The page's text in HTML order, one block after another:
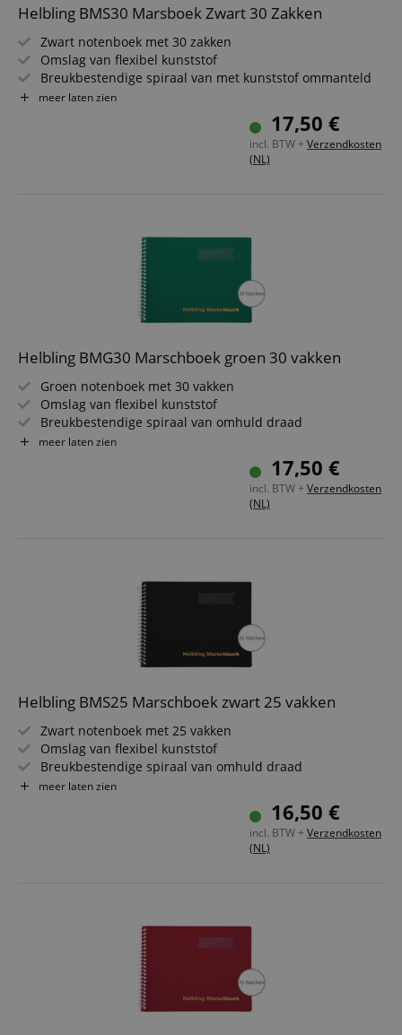
Helbling BMS30 Marsboek Zwart 30 Zakken
Zwart notenboek met 30 zakken
Omslag van flexibel kunststof
Breukbestendige spiraal van met kunststof ommanteld
draad
Insteekhoezen van antireflecterend speciaalplastic
Regenbescherming door zijwaartse insteek
meer laten zien
17,50 €
incl. BTW + Verzendkosten
(NL)
Helbling BMG30 Marschboek groen 30 vakken
Groen notenboek met 30 vakken
Omslag van flexibel kunststof
Breukbestendige spiraal van omhuld draad
Insteekhoezen van schitteringsvrij speciaalplastic
meer laten zien
17,50 €
incl. BTW + Verzendkosten
(NL)
Helbling BMS25 Marschboek zwart 25 vakken
Zwart notenboek met 25 vakken
Omslag van flexibel kunststof
Breukbestendige spiraal van omhuld draad
Insteekhoezen van schitteringsvrij speciaalplastic
meer laten zien
16,50 €
incl. BTW + Verzendkosten
(NL)